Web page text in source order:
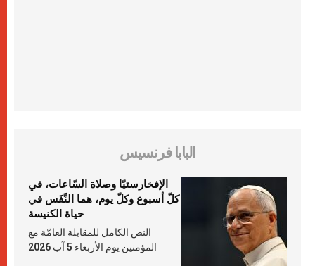
البابا فرنسيس
الإفخارستيّا وصلاة السّاعات، في
كلّ أسبوع وكلّ يوم، هما النَّفَس في
حياة الكنيسة
النص الكامل للمقابلة العامّة مع
المؤمنين يوم الأربعاء 5 آب 2026